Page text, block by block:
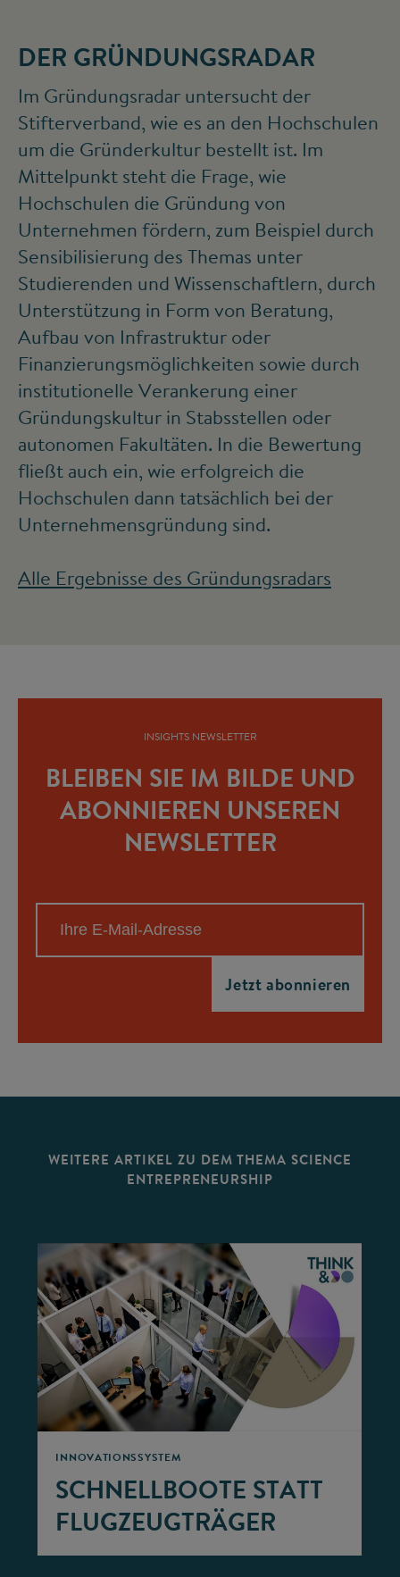
DER GRÜNDUNGSRADAR
Im Gründungsradar untersucht der
Stifterverband, wie es an den Hochschulen
um die Gründerkultur bestellt ist. Im
Mittelpunkt steht die Frage, wie
Hochschulen die Gründung von
Unternehmen fördern, zum Beispiel durch
Sensibilisierung des Themas unter
Studierenden und Wissenschaftlern, durch
Unterstützung in Form von Beratung,
Aufbau von Infrastruktur oder
Finanzierungsmöglichkeiten sowie durch
institutionelle Verankerung einer
Gründungskultur in Stabsstellen oder
autonomen Fakultäten. In die Bewertung
fließt auch ein, wie erfolgreich die
Hochschulen dann tatsächlich bei der
Unternehmensgründung sind.
Alle Ergebnisse des Gründungsradars
INSIGHTS NEWSLETTER
BLEIBEN SIE IM BILDE UND
ABONNIEREN UNSEREN
NEWSLETTER
WEITERE ARTIKEL ZU DEM THEMA SCIENCE
ENTREPRENEURSHIP
INNOVATIONSSYSTEM
SCHNELLBOOTE STATT
FLUGZEUGTRÄGER